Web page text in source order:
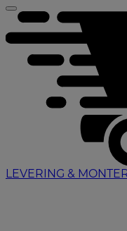
LEVERING &